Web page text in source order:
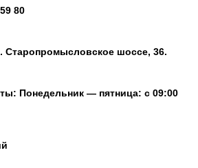
80
Старопромысловское шоссе, 36.
Понедельник — пятница: с 09:00